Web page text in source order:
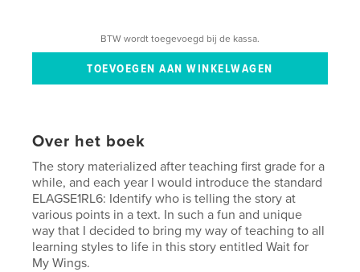
BTW wordt toegevoegd bij de kassa.
Over het boek
The story materialized after teaching first grade for a
while, and each year I would introduce the standard
ELAGSE1RL6: Identify who is telling the story at
various points in a text. In such a fun and unique
way that I decided to bring my way of teaching to all
learning styles to life in this story entitled Wait for
My Wings.